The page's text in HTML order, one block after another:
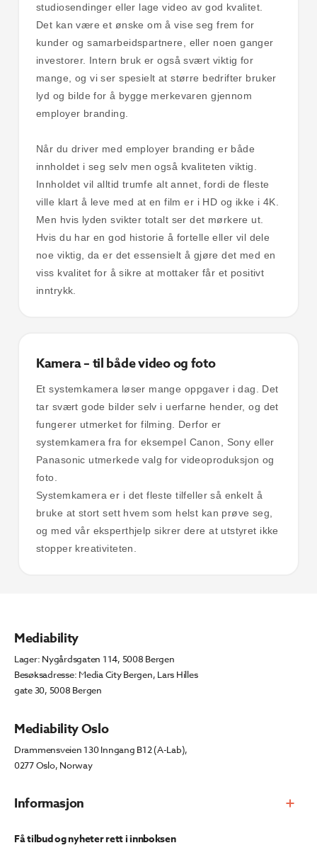
studiosendinger eller lage video av god kvalitet.
Det kan være et ønske om å vise seg frem for
kunder og samarbeidspartnere, eller noen ganger
investorer. Intern bruk er også svært viktig for
mange, og vi ser spesielt at større bedrifter bruker
lyd og bilde for å bygge merkevaren gjennom
employer branding.
Når du driver med employer branding er både
innholdet i seg selv men også kvaliteten viktig.
Innholdet vil alltid trumfe alt annet, fordi de fleste
ville klart å leve med at en film er i HD og ikke i 4K.
Men hvis lyden svikter totalt ser det mørkere ut.
Hvis du har en god historie å fortelle eller vil dele
noe viktig, da er det essensielt å gjøre det med en
viss kvalitet for å sikre at mottaker får et positivt
inntrykk.
Kamera – til både video og foto
Et systemkamera løser mange oppgaver i dag. Det
tar svært gode bilder selv i uerfarne hender, og det
fungerer utmerket for filming. Derfor er
systemkamera fra for eksempel Canon, Sony eller
Panasonic utmerkede valg for videoproduksjon og
foto.
Systemkamera er i det fleste tilfeller så enkelt å
bruke at stort sett hvem som helst kan prøve seg,
og med vår eksperthjelp sikrer dere at utstyret ikke
stopper kreativiteten.
Informasjon
Mediability
Lager: Nygårdsgaten 114, 5008 Bergen
Besøksadresse: Media City Bergen, Lars Hilles
gate 30, 5008 Bergen
Mediability Oslo
Drammensveien 130 Inngang B12 (A-Lab),
0277 Oslo, Norway
Få tilbud og nyheter rett i innboksen